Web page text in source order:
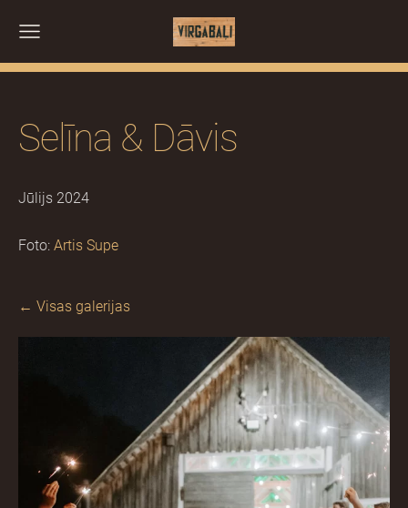
Selīna & Dāvis
Jūlijs 2024
Foto: Artis Supe
Visas galerijas